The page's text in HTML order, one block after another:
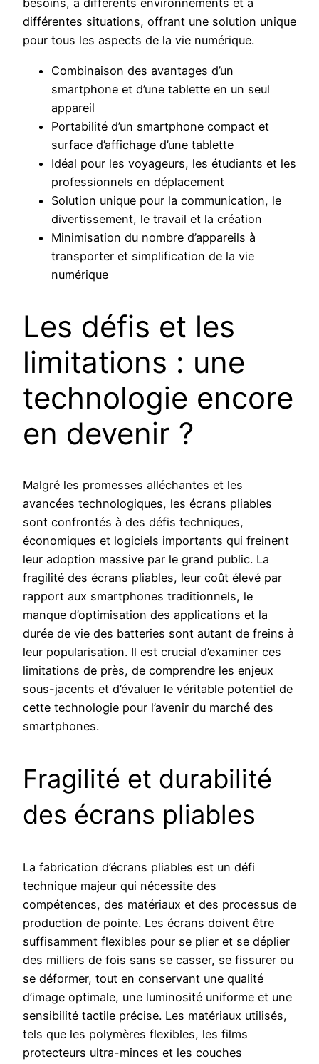
besoins, à différents environnements et à
différentes situations, offrant une solution unique
pour tous les aspects de la vie numérique.
Combinaison des avantages d’un
smartphone et d’une tablette en un seul
appareil
Portabilité d’un smartphone compact et
surface d’affichage d’une tablette
Idéal pour les voyageurs, les étudiants et les
professionnels en déplacement
Solution unique pour la communication, le
divertissement, le travail et la création
Minimisation du nombre d’appareils à
transporter et simplification de la vie
numérique
Les défis et les
limitations : une
technologie encore
en devenir ?
Malgré les promesses alléchantes et les
avancées technologiques, les écrans pliables
sont confrontés à des défis techniques,
économiques et logiciels importants qui freinent
leur adoption massive par le grand public. La
fragilité des écrans pliables, leur coût élevé par
rapport aux smartphones traditionnels, le
manque d’optimisation des applications et la
durée de vie des batteries sont autant de freins à
leur popularisation. Il est crucial d’examiner ces
limitations de près, de comprendre les enjeux
sous-jacents et d’évaluer le véritable potentiel de
cette technologie pour l’avenir du marché des
smartphones.
Fragilité et durabilité
des écrans pliables
La fabrication d’écrans pliables est un défi
technique majeur qui nécessite des
compétences, des matériaux et des processus de
production de pointe. Les écrans doivent être
suffisamment flexibles pour se plier et se déplier
des milliers de fois sans se casser, se fissurer ou
se déformer, tout en conservant une qualité
d’image optimale, une luminosité uniforme et une
sensibilité tactile précise. Les matériaux utilisés,
tels que les polymères flexibles, les films
protecteurs ultra-minces et les couches